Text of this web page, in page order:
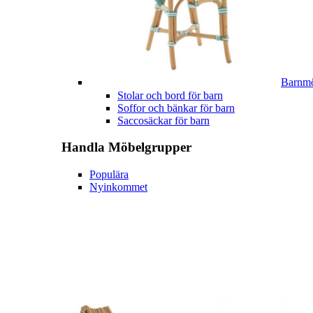
Stolar och bord för barn
Soffor och bänkar för barn
Saccosäckar för barn
Handla Möbelgrupper
Populära
Nyinkommet